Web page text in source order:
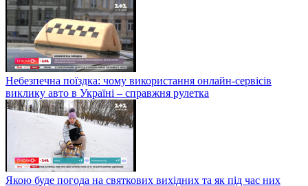
Небезпечна поїздка: чому використання онлайн-сервісів
виклику авто в Україні – справжня рулетка
Якою буде погода на святкових вихідних та як під час них